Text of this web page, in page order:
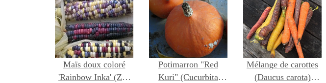
Maïs doux coloré
'Rainbow Inka' (Zea
Potimarron "Red
Kuri" (Cucurbita
Mélange de carottes
(Daucus carota)